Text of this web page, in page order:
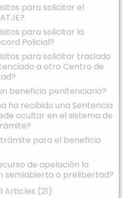
para solicitar el
para solicitar la
Policial?
para solicitar traslado
a otro Centro de
beneficio penitenciario?
ha recibido una Sentencia
ocultar en el sistema de
para el beneficio
de apelación la
semiabierto o prelibertad?
Articles (21)